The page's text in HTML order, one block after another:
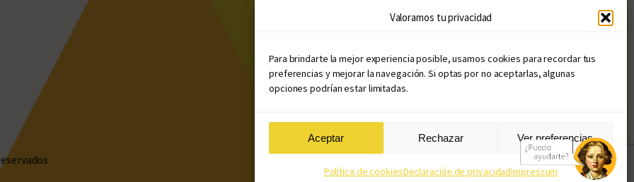
Valoramos tu privacidad
Para brindarte la mejor experiencia posible, usamos cookies para recordar tus
preferencias y mejorar la navegación. Si optas por no aceptarlas, algunas
opciones podrían estar limitadas.
Aceptar Rechazar Ver preferencias
Política de cookiesDeclaración de privacidadImpressum
Diseño web: Llama Creativa